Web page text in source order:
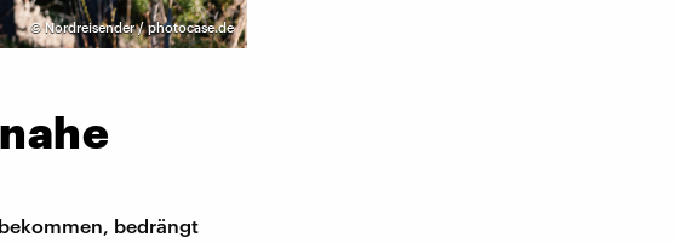
©Nordreisender / photocase.de
bedrängt